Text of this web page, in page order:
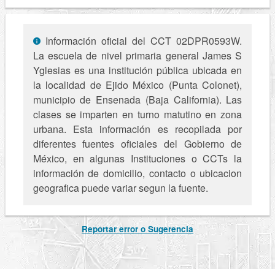
Información oficial del CCT 02DPR0593W.
La escuela de nivel primaria general James S
Yglesias es una institución pública ubicada en
la localidad de Ejido México (Punta Colonet),
municipio de Ensenada (Baja California). Las
clases se imparten en turno matutino en zona
urbana. Esta información es recopilada por
diferentes fuentes oficiales del Gobierno de
México, en algunas Instituciones o CCTs la
información de domicilio, contacto o ubicacion
geografica puede variar segun la fuente.
Reportar error o Sugerencia